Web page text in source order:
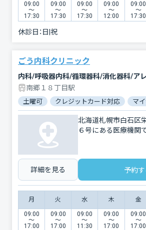
09:00
〜
17:30
09:00
〜
17:30
09:00
〜
17:30
09:00
〜
12:00
09:00
〜
17:30
休診日： 日|祝
ごう内科クリニック
内科/呼吸器内科/循環器科/消化器科/ア
南郷１８丁目駅
土曜可 クレジットカード対応 マ
北海道札幌市白石区
６号にある医療機関で
詳細を見る 予約す
月 火 水 木 金
09:00
〜
17:00
09:00
〜
17:00
09:00
〜
11:30
09:00
〜
17:00
09:00
〜
17:00